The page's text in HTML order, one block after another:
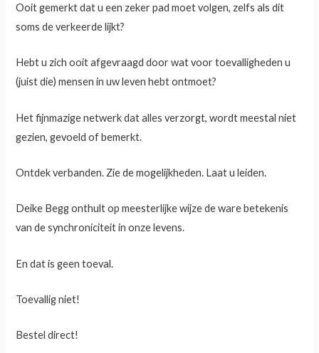
Ooit gemerkt dat u een zeker pad moet volgen, zelfs als dit
soms de verkeerde lijkt?
Hebt u zich ooit afgevraagd door wat voor toevalligheden u
(juist die) mensen in uw leven hebt ontmoet?
Het fijnmazige netwerk dat alles verzorgt, wordt meestal niet
gezien, gevoeld of bemerkt.
Ontdek verbanden. Zie de mogelijkheden. Laat u leiden.
Deike Begg onthult op meesterlijke wijze de ware betekenis
van de synchroniciteit in onze levens.
En dat is geen toeval.
Toevallig niet!
Bestel direct!